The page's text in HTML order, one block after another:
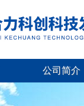
公司简介